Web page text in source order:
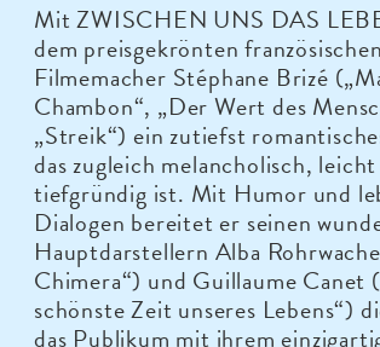
Mit ZWISCHEN UNS DAS
dem preisgekrönten
Filmemacher Stéphane Brizé
Chambon“, „Der Wert des
„Streik“) ein zutiefst
das zugleich melancholisch,
tiefgründig ist. Mit Humor und
Dialogen bereitet er seinen
Hauptdarstellern Alba
Chimera“) und Guillaume Canet
schönste Zeit unseres Lebens“)
das Publikum mit ihrem